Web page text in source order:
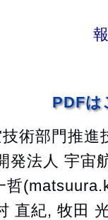
PDFは
術部門推進
発法人 宇宙
哲
直紀, 牧田